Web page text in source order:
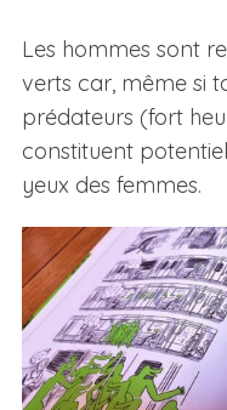
Les hommes sont
verts car, même si
prédateurs (fort
constituent
yeux des femmes.